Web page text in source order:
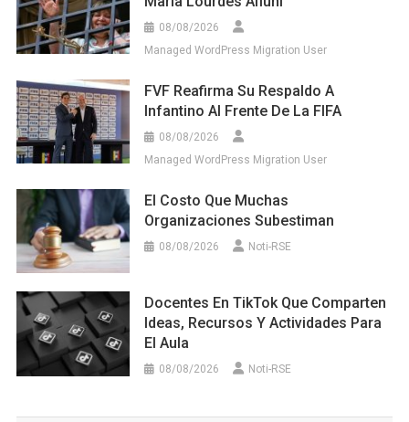
08/08/2026
Managed WordPress Migration User
FVF Reafirma Su Respaldo A
Infantino Al Frente De La FIFA
08/08/2026
Managed WordPress Migration User
El Costo Que Muchas
Organizaciones Subestiman
08/08/2026 Noti-RSE
Docentes En TikTok Que Comparten
Ideas, Recursos Y Actividades Para
El Aula
08/08/2026 Noti-RSE